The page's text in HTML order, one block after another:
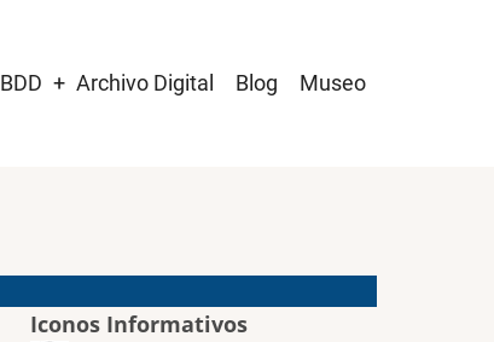
BDD Archivo Digital Blog Museo
Iconos Informativos